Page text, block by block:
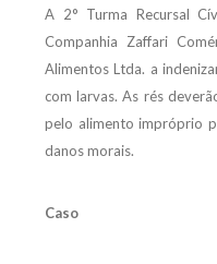
A 2° Turma Recursal
Companhia Zaffari
Alimentos Ltda. a
com larvas.As rés
pelo alimento impróprio
danos morais.
Caso